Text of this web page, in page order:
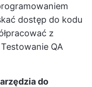
dostęp do kodu
z
Testowanie QA
do